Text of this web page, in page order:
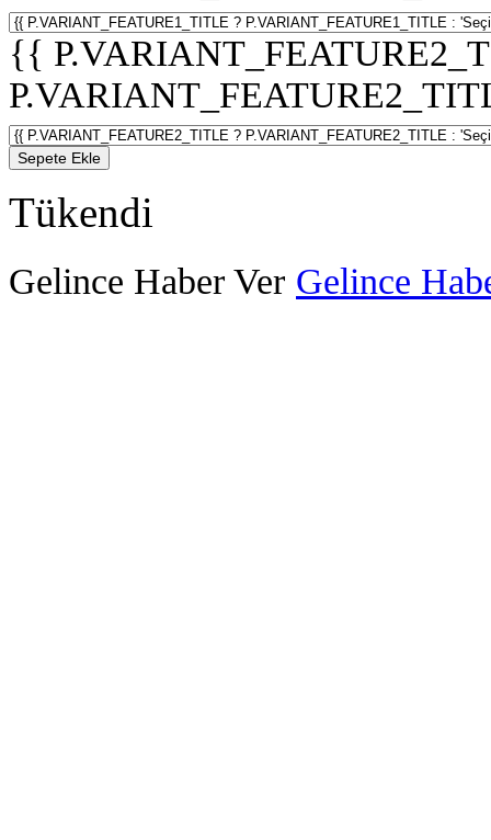
{{
Sepete Ekle
Tükendi
Gelince Haber Ver Gelince